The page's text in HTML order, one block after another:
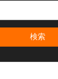
検索